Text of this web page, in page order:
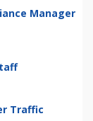
Manager
Traffic